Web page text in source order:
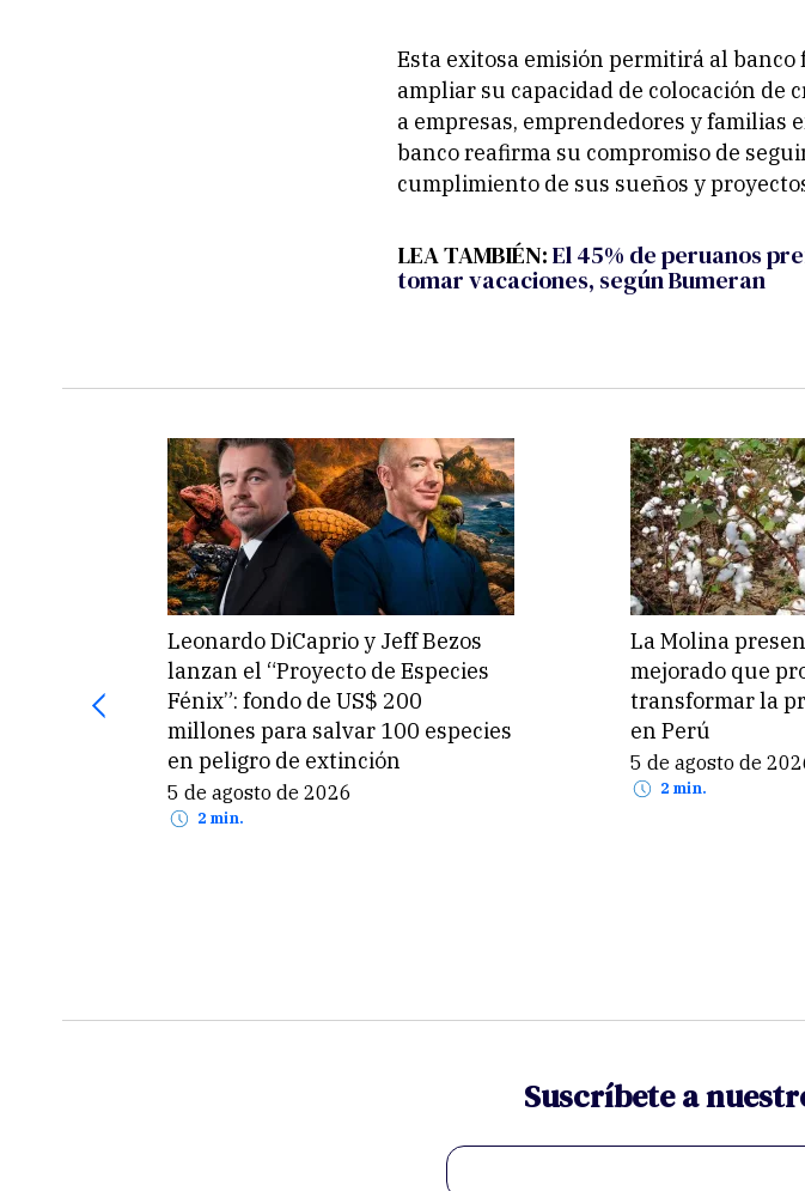
Esta exitosa emisión permitirá al
ampliar su capacidad de colocación de
a empresas, emprendedores y familias
banco reafirma su compromiso de
cumplimiento de sus sueños y
LEA TAMBIÉN:El 45% de peruanos
tomar vacaciones, según Bumeran
Leonardo DiCaprio y Jeff Bezos
lanzan el “Proyecto de Especies
Fénix”: fondo de US$ 200
millones para salvar 100 especies
en peligro de extinción
5 de agosto de 2026
2 min.
La Molina
mejorado que
transformar la
en Perú
5 de agosto de
2 min.
Suscríbete a